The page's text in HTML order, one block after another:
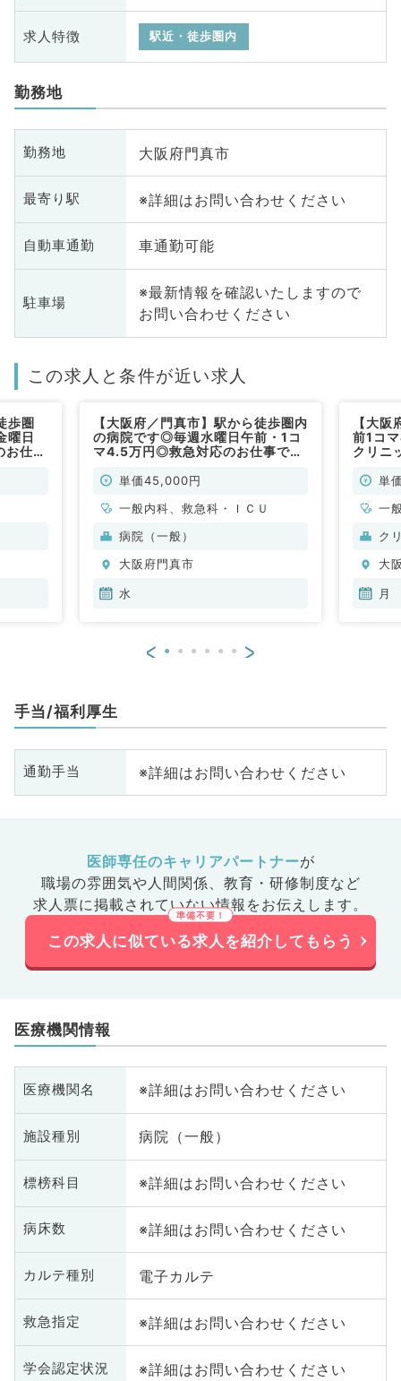
求人特徴 駅近・徒歩圏内
勤務地
勤務地 大阪府門真市
最寄り駅 ※詳細はお問い合わせください
自動車通勤 車通勤可能
駐車場
※最新情報を確認いたしますので
お問い合わせください
この求人と条件が近い求人
歩圏
曜日
仕事
【大阪府／門真市】駅から徒歩圏内
の病院です◎毎週水曜日午前・1コ
マ4.5万円◎救急対応のお仕事です
単価45,000円
一般内科、救急科・ＩＣＵ
病院（一般）
大阪府門真市
水
【大
前1コ
クリニ
単
一
ク
大
月
< >
手当/福利厚生
通勤手当 ※詳細はお問い合わせください
医師専任のキャリアパートナーが
職場の雰囲気や人間関係、 教育・研修制度など
求人票に掲載されていない情報をお伝えします。
この求人に似ている求人を紹介してもらう
医療機関情報
医療機関名 ※詳細はお問い合わせください
施設種別 病院（一般）
標榜科目 ※詳細はお問い合わせください
病床数 ※詳細はお問い合わせください
カルテ種別 電子カルテ
救急指定 ※詳細はお問い合わせください
学会認定状況 ※詳細はお問い合わせください